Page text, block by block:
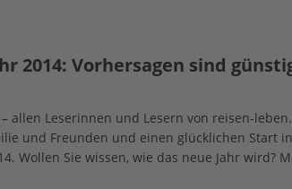
] Töpfern per Hand am Abend in Limburgerhof
]
Grasmilben (Herbstgrasmilben, Erntemilben) sind
Beinen…
GESUNDHEIT
2014: Vorhersagen sind
allen Leserinnen und Lesern von reisen-
und Freunden und einen glücklichen Start
Wollen Sie wissen, wie das neue Jahr wird?